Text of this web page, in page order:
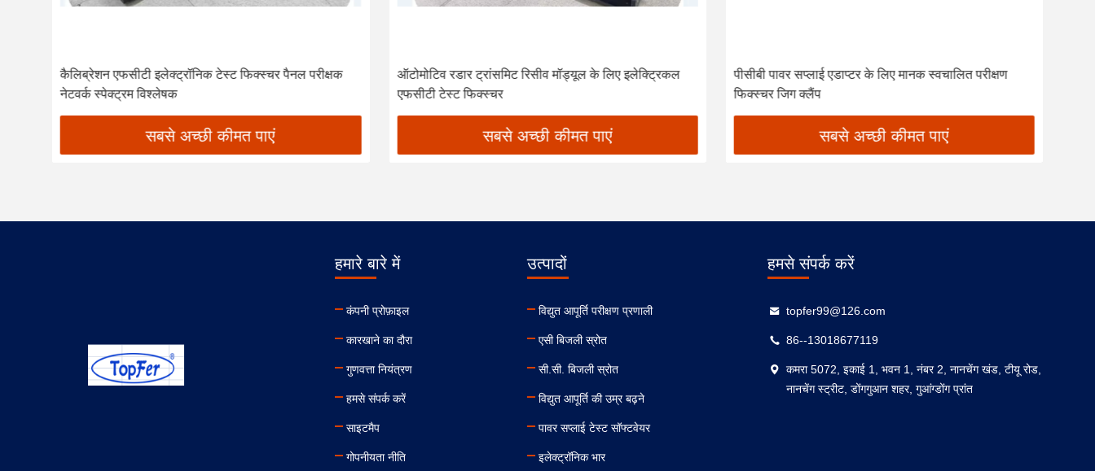
कैलिब्रेशन एफसीटी इलेक्ट्रॉनिक टेस्ट फिक्स्चर पैनल परीक्षक
नेटवर्क स्पेक्ट्रम विश्लेषक
सबसे अच्छी कीमत पाएं
ऑटोमोटिव रडार ट्रांसमिट रिसीव मॉड्यूल के लिए इलेक्ट्रिकल
एफसीटी टेस्ट फिक्स्चर
सबसे अच्छी कीमत पाएं
पीसीबी पावर सप्लाई एडाप्टर के लिए मानक स्वचालित परीक्षण
फिक्स्चर जिग क्लैंप
सबसे अच्छी कीमत पाएं
हमारे बारे में
कंपनी प्रोफ़ाइल
कारखाने का दौरा
गुणवत्ता नियंत्रण
हमसे संपर्क करें
साइटमैप
गोपनीयता नीति
उत्पादों
विद्युत आपूर्ति परीक्षण प्रणाली
एसी बिजली स्रोत
सी.सी. बिजली स्रोत
विद्युत आपूर्ति की उम्र बढ़ने
पावर सप्लाई टेस्ट सॉफ्टवेयर
इलेक्ट्रॉनिक भार
हमसे संपर्क करें
topfer99@126.com
86--13018677119
कमरा 5072, इकाई 1, भवन 1, नंबर 2, नानचेंग खंड, टीयू रोड,
नानचेंग स्ट्रीट, डोंगगुआन शहर, गुआंग्डोंग प्रांत